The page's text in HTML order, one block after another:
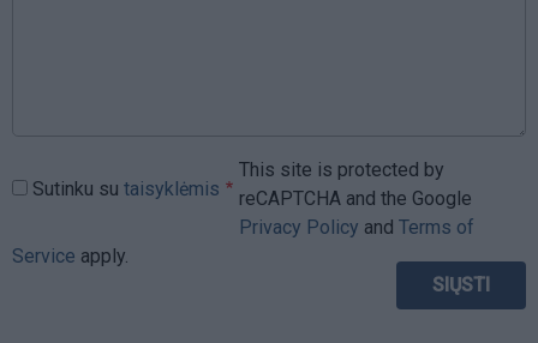
Sutinku su taisyklėmis
This site is protected by
reCAPTCHA and the Google
Privacy Policy and Terms of
Service apply.